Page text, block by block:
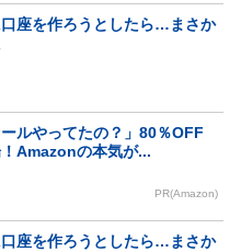
座を作ろうとしたら…まさか
ールやってたの？」80％OFF
Amazonの本気が...
PR(Amazon)
座を作ろうとしたら…まさか